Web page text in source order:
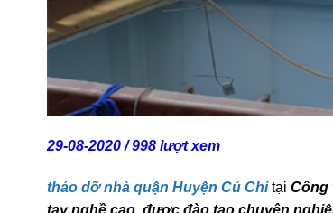
29-08-2020 / 998 lượt xem